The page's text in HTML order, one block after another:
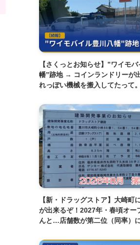
【さくっとお知らせ】”ワイモ
幡”跡地 → コインランドリーが
れっぽい機械を搬入してたって。
【新・ドラッグストア】大崎町
が出来るぞ！2027年・春頃オー
んと…店舗数が第二位（同率）